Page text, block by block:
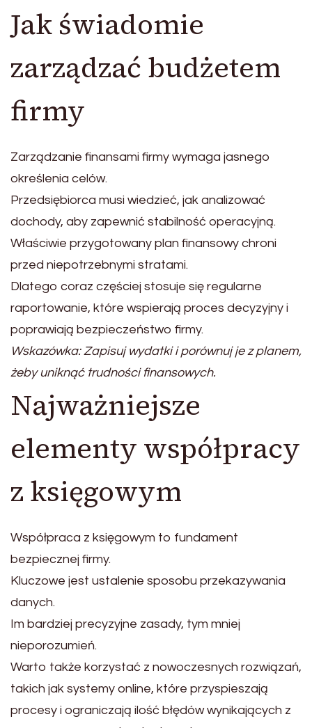
Jak świadomie
zarządzać budżetem
firmy
Zarządzanie finansami firmy wymaga jasnego
określenia celów.
Przedsiębiorca musi wiedzieć, jak analizować
dochody, aby zapewnić stabilność operacyjną.
Właściwie przygotowany plan finansowy chroni
przed niepotrzebnymi stratami.
Dlatego coraz częściej stosuje się regularne
raportowanie, które wspierają proces decyzyjny i
poprawiają bezpieczeństwo firmy.
Wskazówka: Zapisuj wydatki i porównuj je z planem,
żeby uniknąć trudności finansowych.
Najważniejsze
elementy współpracy
z księgowym
Współpraca z księgowym to fundament
bezpiecznej firmy.
Kluczowe jest ustalenie sposobu przekazywania
danych.
Im bardziej precyzyjne zasady, tym mniej
nieporozumień.
Warto także korzystać z nowoczesnych rozwiązań,
takich jak systemy online, które przyspieszają
procesy i ograniczają ilość błędów wynikających z